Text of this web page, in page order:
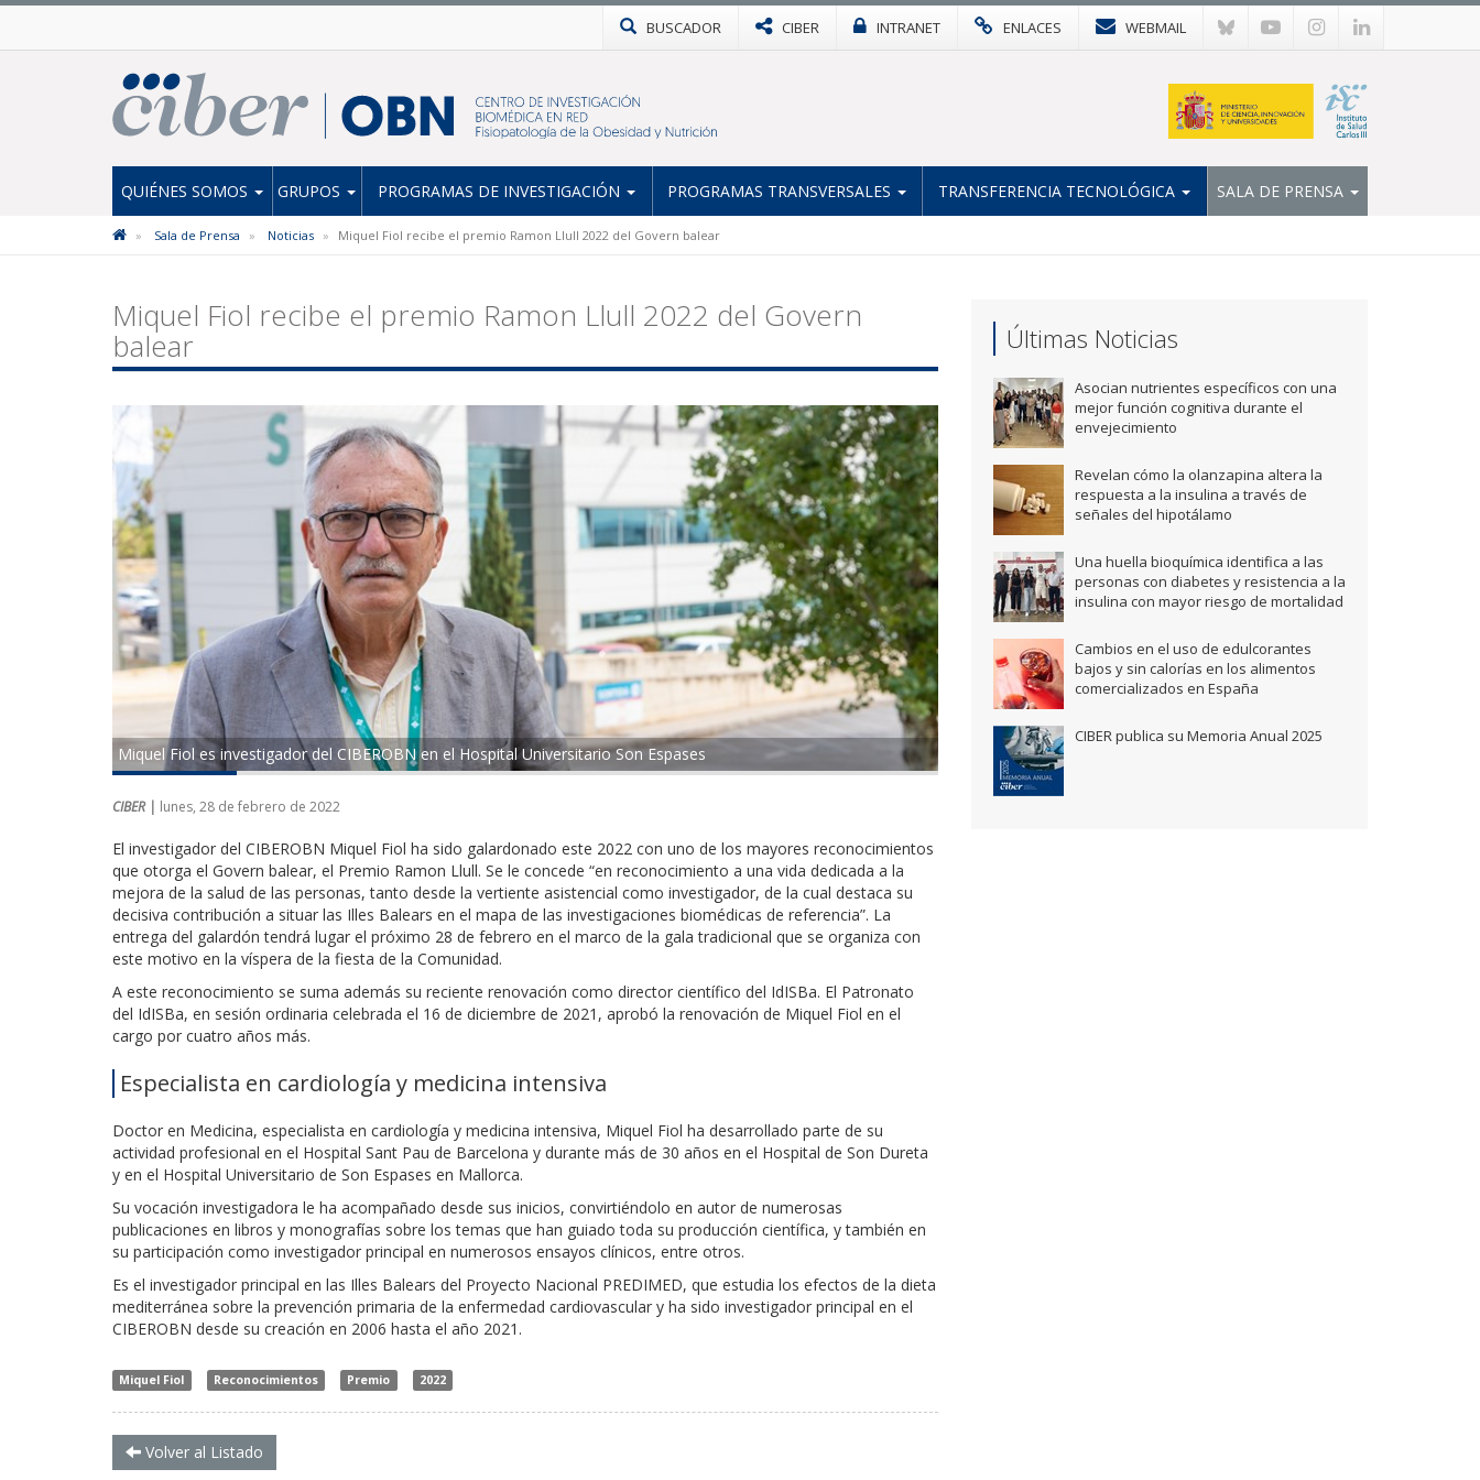
BUSCADOR CIBER INTRANET ENLACES WEBMAIL
QUIÉNES SOMOS GRUPOS PROGRAMAS DE INVESTIGACIÓN PROGRAMAS TRANSVERSALES TRANSFERENCIA TECNOLÓGICA SALA DE PRENSA
Sala de Prensa Noticias Miquel Fiol recibe el premio Ramon Llull 2022 del Govern balear
Miquel Fiol recibe el premio Ramon Llull 2022 del Govern
balear
Miquel Fiol es investigador del CIBEROBN en el Hospital Universitario Son Espases
CIBER | lunes, 28 de febrero de 2022
El investigador del CIBEROBN Miquel Fiol ha sido galardonado este 2022 con uno de los mayores reconocimientos
que otorga el Govern balear, el Premio Ramon Llull. Se le concede “en reconocimiento a una vida dedicada a la
mejora de la salud de las personas, tanto desde la vertiente asistencial como investigador, de la cual destaca su
decisiva contribución a situar las Illes Balears en el mapa de las investigaciones biomédicas de referencia”. La
entrega del galardón tendrá lugar el próximo 28 de febrero en el marco de la gala tradicional que se organiza con
este motivo en la víspera de la fiesta de la Comunidad.
A este reconocimiento se suma además su reciente renovación como director científico del IdISBa. El Patronato
del IdISBa, en sesión ordinaria celebrada el 16 de diciembre de 2021, aprobó la renovación de Miquel Fiol en el
cargo por cuatro años más.
Especialista en cardiología y medicina intensiva
Doctor en Medicina, especialista en cardiología y medicina intensiva, Miquel Fiol ha desarrollado parte de su
actividad profesional en el Hospital Sant Pau de Barcelona y durante más de 30 años en el Hospital de Son Dureta
y en el Hospital Universitario de Son Espases en Mallorca.
Su vocación investigadora le ha acompañado desde sus inicios, convirtiéndolo en autor de numerosas
publicaciones en libros y monografías sobre los temas que han guiado toda su producción científica, y también en
su participación como investigador principal en numerosos ensayos clínicos, entre otros.
Es el investigador principal en las Illes Balears del Proyecto Nacional PREDIMED, que estudia los efectos de la dieta
mediterránea sobre la prevención primaria de la enfermedad cardiovascular y ha sido investigador principal en el
CIBEROBN desde su creación en 2006 hasta el año 2021.
Miquel Fiol Reconocimientos Premio 2022
Volver al Listado
Últimas Noticias
Asocian nutrientes específicos con una
mejor función cognitiva durante el
envejecimiento
Revelan cómo la olanzapina altera la
respuesta a la insulina a través de
señales del hipotálamo
Una huella bioquímica identifica a las
personas con diabetes y resistencia a la
insulina con mayor riesgo de mortalidad
Cambios en el uso de edulcorantes
bajos y sin calorías en los alimentos
comercializados en España
CIBER publica su Memoria Anual 2025